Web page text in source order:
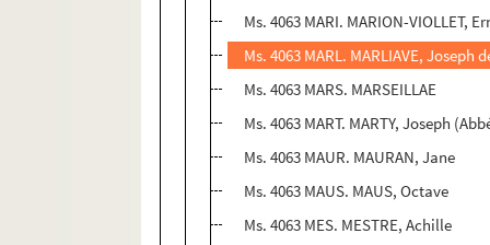
Ms. 4063 MARI. MARION-VIOLLET,
Ms. 4063 MARL. MARLIAVE, Joseph
Ms. 4063 MARS. MARSEILLAE
Ms. 4063 MART. MARTY, Joseph
Ms. 4063 MAUR. MAURAN, Jane
Ms. 4063 MAUS. MAUS, Octave
Ms. 4063 MES. MESTRE, Achille